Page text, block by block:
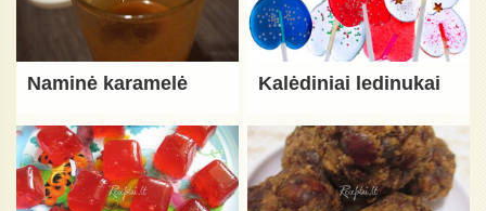
Naminė karamelė Kalėdiniai ledinukai